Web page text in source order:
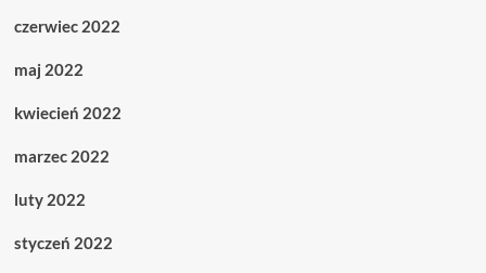
czerwiec 2022
maj 2022
kwiecień 2022
marzec 2022
luty 2022
styczeń 2022